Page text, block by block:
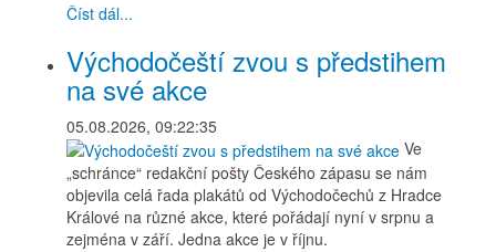
Číst dál...
Východočeští zvou s předstihem
na své akce
05.08.2026, 09:22:35
Ve
„schránce“ redakční pošty Českého zápasu se nám
objevila celá řada plakátů od Východočechů z Hradce
Králové na různé akce, které pořádají nyní v srpnu a
zejména v září. Jedna akce je v říjnu.